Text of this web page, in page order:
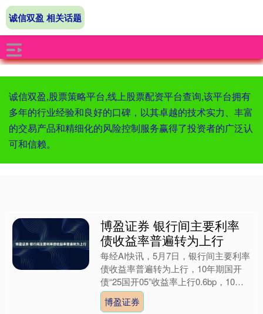
诚信双盈,股票策略平台,线上股票配资平台查询,该平台拥有
多年的行业经验和良好的口碑，以其卓越的技术实力、丰富
的交易产品和精细化的风险控制服务赢得了投资者的广泛认
可和信赖。
诚信双盈 相关话题
博盈证券 银行间主要利率
债收益率普遍转为上行
每经AI快讯，5月7日，银行间主要利率
债收益率普遍转为上行，10年期国开
债“25国开05”收益率上行0.6bp，10年
期国债“25附息国债04”收益率上行
0.6....
博盈证券